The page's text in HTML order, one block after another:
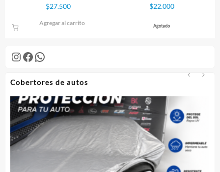
Instagram
Facebook
WhatsApp
Cobertores de autos
$27.500
Agregar al carrito
$22.000
Agotado